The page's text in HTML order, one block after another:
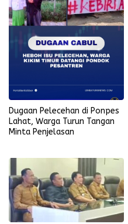
Dugaan Pelecehan di Ponpes
Lahat, Warga Turun Tangan
Minta Penjelasan